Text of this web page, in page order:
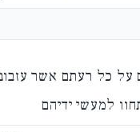
על כל רעתם אשר
למעשי ידיהם